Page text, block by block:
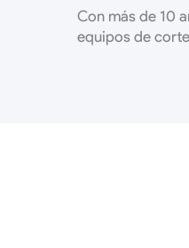
Con más de 10
equipos de